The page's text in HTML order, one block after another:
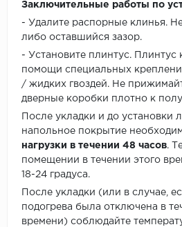
Заключительные работы по
- Удалите распорные клинья.
либо оставшийся зазор.
- Установите плинтус. Плинтус
помощи специальных
/ жидких гвоздей. Не
дверные коробки плотно к
После укладки и до установки
напольное покрытие
нагрузки в течении 48 часов.
помещении в течении этого
18-24 градуса.
После укладки (или в случае,
подогрева была отключена в
времени) соблюдайте